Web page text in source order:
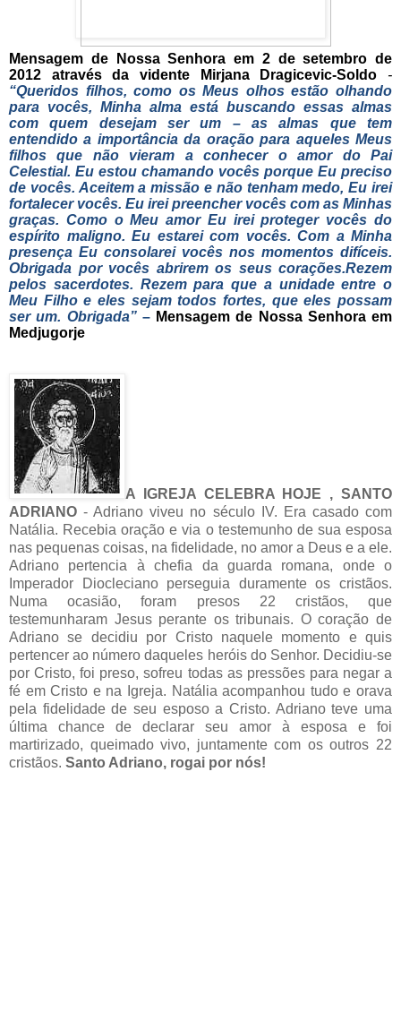
Mensagem de Nossa Senhora em 2 de setembro de
2012 através da vidente Mirjana Dragicevic-Soldo -
“Queridos filhos, como os Meus olhos estão olhando
para vocês, Minha alma está buscando essas almas
com quem desejam ser um – as almas que tem
entendido a importância da oração para aqueles Meus
filhos que não vieram a conhecer o amor do Pai
Celestial. Eu estou chamando vocês porque Eu preciso
de vocês. Aceitem a missão e não tenham medo, Eu irei
fortalecer vocês. Eu irei preencher vocês com as Minhas
graças. Como o Meu amor Eu irei proteger vocês do
espírito maligno. Eu estarei com vocês. Com a Minha
presença Eu consolarei vocês nos momentos difíceis.
Obrigada por vocês abrirem os seus corações.Rezem
pelos sacerdotes. Rezem para que a unidade entre o
Meu Filho e eles sejam todos fortes, que eles possam
ser um. Obrigada”– Mensagem de Nossa Senhora em
Medjugorje
A IGREJA CELEBRA HOJE , SANTO
ADRIANO - Adriano viveu no século IV. Era casado com
Natália. Recebia oração e via o testemunho de sua esposa
nas pequenas coisas, na fidelidade, no amor a Deus e a ele.
Adriano pertencia à chefia da guarda romana, onde o
Imperador Diocleciano perseguia duramente os cristãos.
Numa ocasião, foram presos 22 cristãos, que
testemunharam Jesus perante os tribunais. O coração de
Adriano se decidiu por Cristo naquele momento e quis
pertencer ao número daqueles heróis do Senhor. Decidiu-se
por Cristo, foi preso, sofreu todas as pressões para negar a
fé em Cristo e na Igreja. Natália acompanhou tudo e orava
pela fidelidade de seu esposo a Cristo. Adriano teve uma
última chance de declarar seu amor à esposa e foi
martirizado, queimado vivo, juntamente com os outros 22
cristãos. Santo Adriano, rogai por nós!